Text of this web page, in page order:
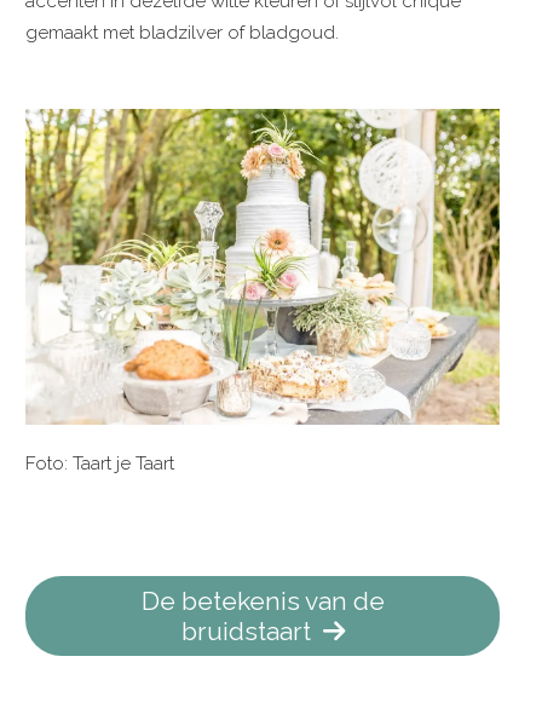
gemaakt met bladzilver of bladgoud.
Foto: Taart je Taart
De betekenis van de
bruidstaart